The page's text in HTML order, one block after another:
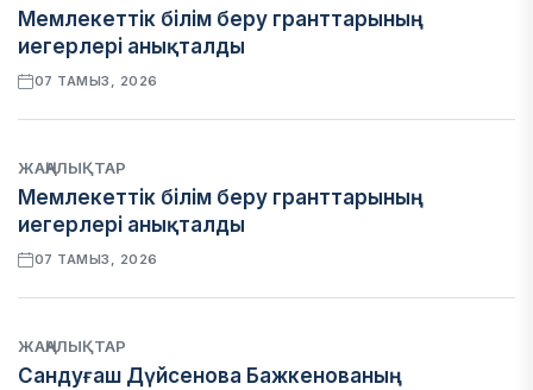
Мемлекеттік білім беру гранттарының
иегерлері анықталды
07 ТАМЫЗ, 2026
ЖАҢАЛЫҚТАР
Мемлекеттік білім беру гранттарының
иегерлері анықталды
07 ТАМЫЗ, 2026
ЖАҢАЛЫҚТАР
Сандуғаш Дүйсенова Бажкенованың